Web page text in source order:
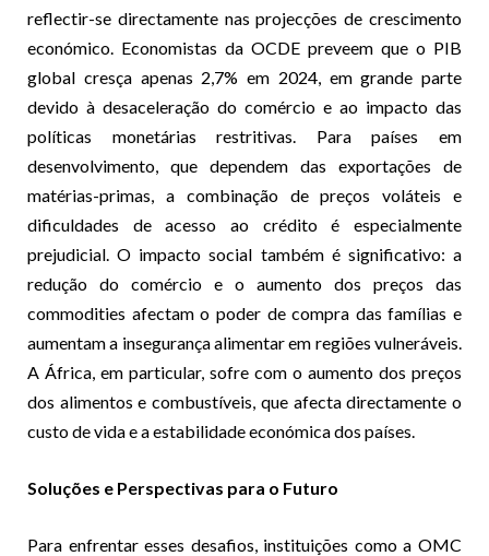
reflectir-se directamente nas projecções de crescimento
económico. Economistas da OCDE preveem que o PIB
global cresça apenas 2,7% em 2024, em grande parte
devido à desaceleração do comércio e ao impacto das
políticas monetárias restritivas. Para países em
desenvolvimento, que dependem das exportações de
matérias-primas, a combinação de preços voláteis e
dificuldades de acesso ao crédito é especialmente
prejudicial. O impacto social também é significativo: a
redução do comércio e o aumento dos preços das
commodities afectam o poder de compra das famílias e
aumentam a insegurança alimentar em regiões vulneráveis.
A África, em particular, sofre com o aumento dos preços
dos alimentos e combustíveis, que afecta directamente o
custo de vida e a estabilidade económica dos países.
Soluções e Perspectivas para o Futuro
Para enfrentar esses desafios, instituições como a OMC